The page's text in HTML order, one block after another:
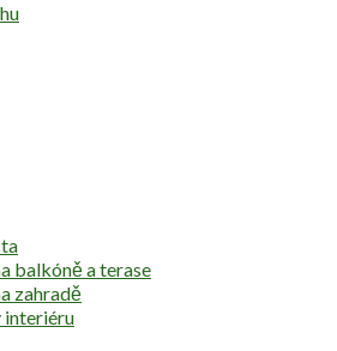
balkóně a terase
zahradě
interiéru